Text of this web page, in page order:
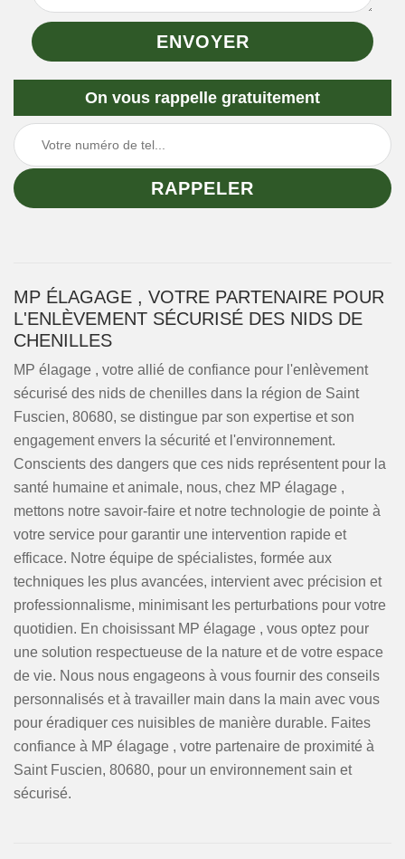
On vous rappelle gratuitement
MP ÉLAGAGE , VOTRE PARTENAIRE POUR
L'ENLÈVEMENT SÉCURISÉ DES NIDS DE
CHENILLES
MP élagage , votre allié de confiance pour l'enlèvement
sécurisé des nids de chenilles dans la région de Saint
Fuscien, 80680, se distingue par son expertise et son
engagement envers la sécurité et l'environnement.
Conscients des dangers que ces nids représentent pour la
santé humaine et animale, nous, chez MP élagage ,
mettons notre savoir-faire et notre technologie de pointe à
votre service pour garantir une intervention rapide et
efficace. Notre équipe de spécialistes, formée aux
techniques les plus avancées, intervient avec précision et
professionnalisme, minimisant les perturbations pour votre
quotidien. En choisissant MP élagage , vous optez pour
une solution respectueuse de la nature et de votre espace
de vie. Nous nous engageons à vous fournir des conseils
personnalisés et à travailler main dans la main avec vous
pour éradiquer ces nuisibles de manière durable. Faites
confiance à MP élagage , votre partenaire de proximité à
Saint Fuscien, 80680, pour un environnement sain et
sécurisé.